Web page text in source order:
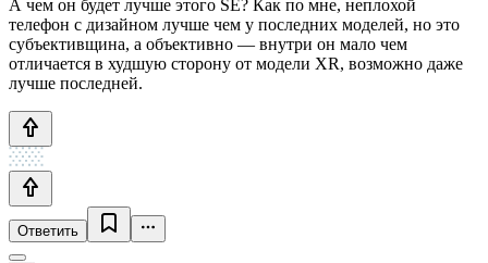
А чем он будет лучше этого SE? Как по мне, неплохой
телефон с дизайном лучше чем у последних моделей, но это
субъективщина, а объективно — внутри он мало чем
отличается в худшую сторону от модели XR, возможно даже
лучше последней.
Ответить